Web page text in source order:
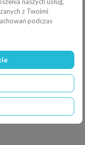
×
z Twoimi
podczas